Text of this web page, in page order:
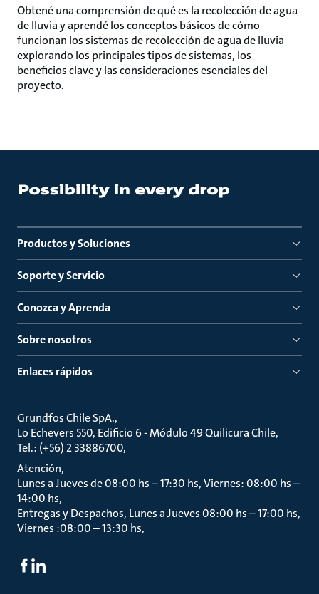
Obtené una comprensión de qué es la recolección de agua
de lluvia y aprendé los conceptos básicos de cómo
funcionan los sistemas de recolección de agua de lluvia
explorando los principales tipos de sistemas, los
beneficios clave y las consideraciones esenciales del
proyecto.
Productos y Soluciones
Soporte y Servicio
Conozca y Aprenda
Sobre nosotros
Enlaces rápidos
Grundfos Chile SpA.
Lo Echevers 550, Edificio 6 - Módulo 49 Quilicura Chile
Tel.: (+56) 2 33886700
Atención
Lunes a Jueves de 08:00 hs – 17:30 hs, Viernes: 08:00 hs –
14:00 hs
Entregas y Despachos, Lunes a Jueves 08:00 hs – 17:00 hs,
Viernes :08:00 – 13:30 hs